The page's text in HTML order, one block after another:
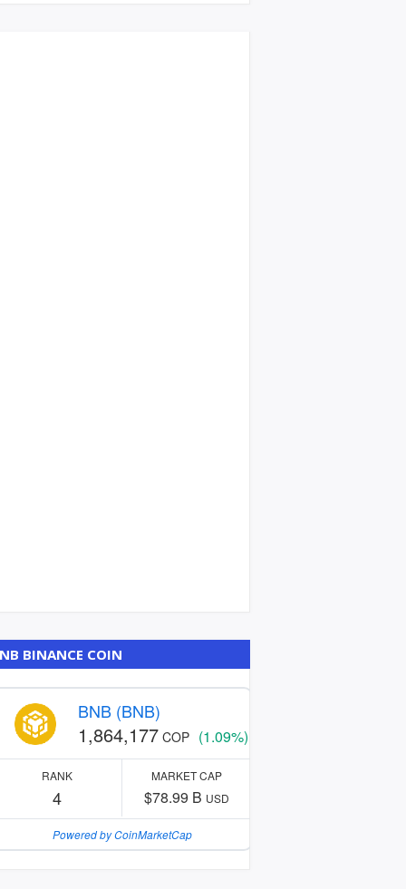
BINANCE COIN
BNB (BNB)
1,864,177 COP (1.09%)
RANK
4
MARKET CAP
$78.99 B USD
Powered by CoinMarketCap